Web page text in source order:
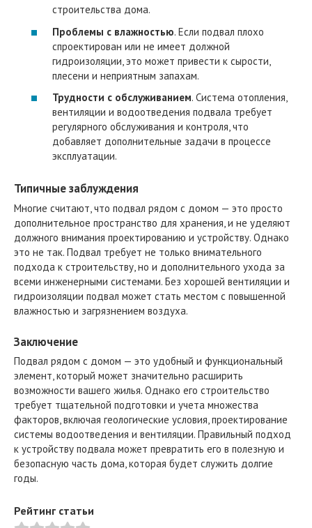
строительства дома.
Проблемы с влажностью. Если подвал плохо
спроектирован или не имеет должной
гидроизоляции, это может привести к сырости,
плесени и неприятным запахам.
Трудности с обслуживанием. Система отопления,
вентиляции и водоотведения подвала требует
регулярного обслуживания и контроля, что
добавляет дополнительные задачи в процессе
эксплуатации.
Типичные заблуждения
Многие считают, что подвал рядом с домом — это просто
дополнительное пространство для хранения, и не уделяют
должного внимания проектированию и устройству. Однако
это не так. Подвал требует не только внимательного
подхода к строительству, но и дополнительного ухода за
всеми инженерными системами. Без хорошей вентиляции и
гидроизоляции подвал может стать местом с повышенной
влажностью и загрязнением воздуха.
Заключение
Подвал рядом с домом — это удобный и функциональный
элемент, который может значительно расширить
возможности вашего жилья. Однако его строительство
требует тщательной подготовки и учета множества
факторов, включая геологические условия, проектирование
системы водоотведения и вентиляции. Правильный подход
к устройству подвала может превратить его в полезную и
безопасную часть дома, которая будет служить долгие
годы.
Рейтинг статьи